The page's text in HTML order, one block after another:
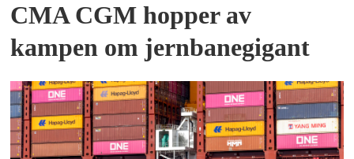
CMA CGM hopper av
kampen om jernbanegigant